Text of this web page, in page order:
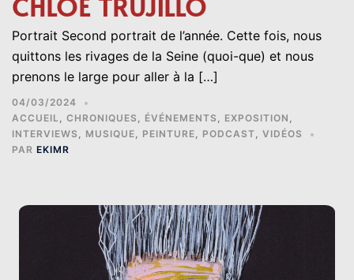
Portrait Second portrait de l’année. Cette fois, nous
quittons les rivages de la Seine (quoi-que) et nous
prenons le large pour aller à la […]
04/03/2024
ACCUEIL, CHRONIQUES , ÉVÉNEMENTS , EXPOSITION ,
INTERVIEWS , MUSIQUE, PEINTURE, PODCAST, VIDÉOS
PAR EKIMR